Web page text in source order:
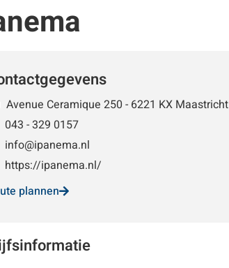
Avenue Ceramique 250 - 6221 KX Maastricht
043 - 329 0157
info@ipanema.nl
https://ipanema.nl/
plannen